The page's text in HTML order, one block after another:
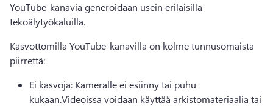
YouTube-kanavia generoidaan usein erilaisilla
tekoälytyökaluilla.
Kasvottomilla YouTube-kanavilla on kolme tunnusomaista
piirrettä:
Ei kasvoja: Kameralle ei esiinny tai puhu
kukaan.Videoissa voidaan käyttää arkistomateriaalia tai